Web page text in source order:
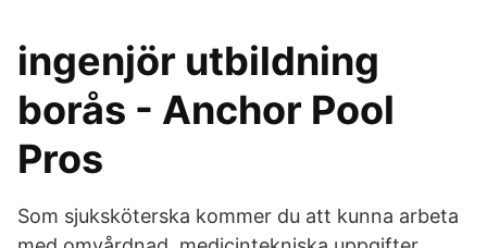
ingenjör utbildning
borås - Anchor Pool
Pros
Som sjuksköterska kommer du att kunna arbeta